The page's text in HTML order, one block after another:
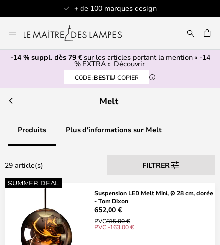
+ de 100 marques design
au
contenu
-14 % suppl. dès 79 €sur les articles portant la mention « -14
% EXTRA » Découvrir
CODE :BEST COPIER
Melt
Produits Plus d'informations sur Melt
29 article(s)
FILTRER
SUMMER DEAL
Suspension LED Melt Mini, Ø 28 cm, dorée
- Tom Dixon
652,00 €
PVC815,00 €
PVC -163,00 €